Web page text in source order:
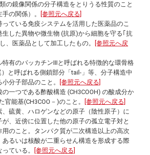
の鏡像関係の分子構造をとりうる性質のこと
の関係）。
[参照元へ戻る]
っている免疫システムを活用した医薬品のこ
生した異物や微生物 (抗原)から細胞を守る｢抗
、医薬品として加工したもの。
[参照元へ戻
特有のバッカチンIIIと呼ばれる特徴的な環骨格
）と呼ばれる側鎖部分「tail-」等、分子構造中
分子部品のこと。
[参照元へ戻る]
の一つである酢酸構造 (CH3COOH) の酸成分か
官能基(CH3COO－)のこと。
[参照元へ戻る]
、硫黄、ハロゲンなどの原子（陰性原子）に
、近傍に位置した他の原子の孤立電子対と
のこと。タンパク質が二次構造以上の高次
あるいは核酸が二重らせん構造を形成する際
ている。
[参照元へ戻る]